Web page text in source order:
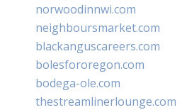
norwoodinnwi.com
neighboursmarket.com
blackanguscareers.com
bolesfororegon.com
bodega-ole.com
thestreamlinerlounge.com